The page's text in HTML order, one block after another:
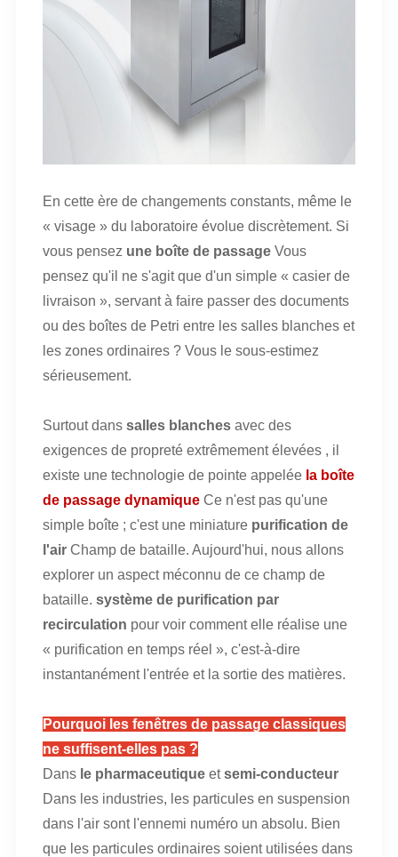
En cette ère de changements constants, même le
« visage » du laboratoire évolue discrètement. Si
vous pensez une boîte de passage Vous
pensez qu'il ne s'agit que d'un simple « casier de
livraison », servant à faire passer des documents
ou des boîtes de Petri entre les salles blanches et
les zones ordinaires ? Vous le sous-estimez
sérieusement.
Surtout dans salles blanches avec des
exigences de propreté extrêmement élevées , il
existe une technologie de pointe appelée la boîte
de passage dynamique Ce n'est pas qu'une
simple boîte ; c'est une miniature purification de
l'air Champ de bataille. Aujourd'hui, nous allons
explorer un aspect méconnu de ce champ de
bataille. système de purification par
recirculation pour voir comment elle réalise une
« purification en temps réel », c'est-à-dire
instantanément l'entrée et la sortie des matières.
Pourquoi les fenêtres de passage classiques
ne suffisent-elles pas ?
Dans le pharmaceutique etsemi-conducteur
Dans les industries, les particules en suspension
dans l'air sont l'ennemi numéro un absolu. Bien
que les particules ordinaires soient utilisées dans